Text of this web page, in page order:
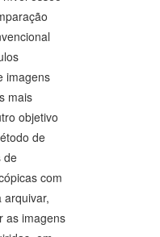
imagens
mais
objetivo
de
de
com
arquivar,
as imagens